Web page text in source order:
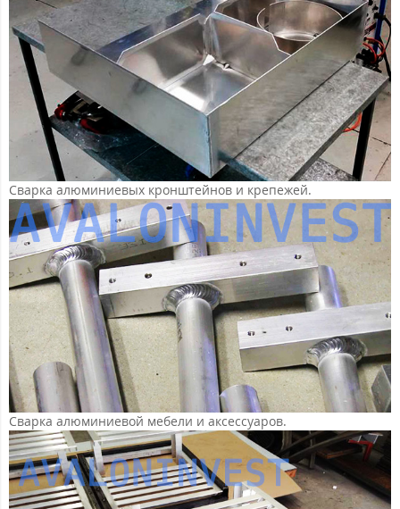
Сварка алюминиевых кронштейнов и крепежей.
Сварка алюминиевой мебели и аксессуаров.